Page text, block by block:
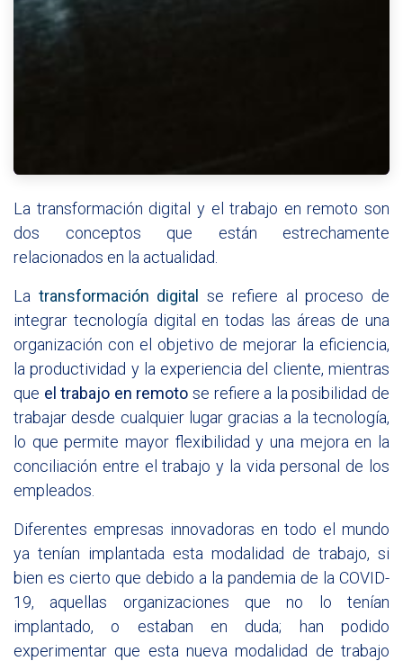
La transformación digital y el trabajo en remoto son
dos conceptos que están estrechamente
relacionados en la actualidad.
La transformación digital
se refiere al proceso de
integrar tecnología digital en todas las áreas de una
organización con el objetivo de mejorar la eficiencia,
la productividad y la experiencia del cliente, mientras
que el trabajo en remotose refiere a la posibilidad de
trabajar desde cualquier lugar gracias a la tecnología,
lo que permite mayor flexibilidad y una mejora en la
conciliación entre el trabajo y la vida personal de los
empleados.
Diferentes empresas innovadoras en todo el mundo
ya tenían implantada esta modalidad de trabajo, si
bien es cierto que debido a la pandemia de la COVID-
19, aquellas organizaciones que no lo tenían
implantado, o estaban en duda; han podido
experimentar que esta nueva modalidad de trabajo